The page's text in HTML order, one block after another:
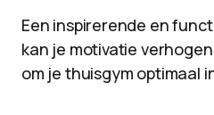
Een inspirerende en
kan je motivatie
om je thuisgym optimaal